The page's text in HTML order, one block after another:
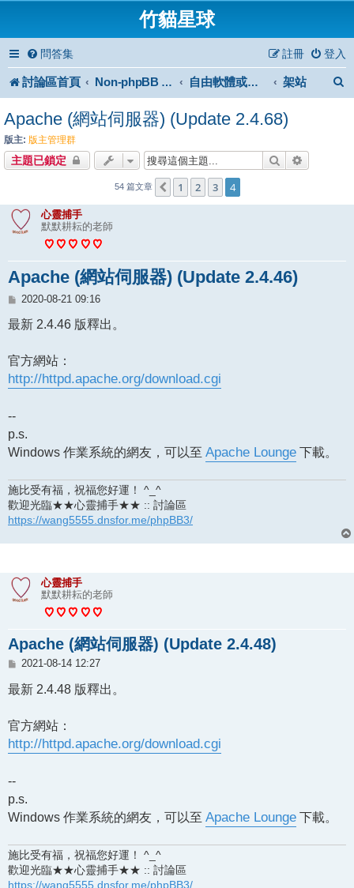
竹貓星球
問答集 登入
註冊
討論區首頁 Non-phpBB specific 自由軟體或免費軟體 架站
Apache (網站伺服器) (Update 2.4.68)
版主: 版主管理群
主題已鎖定 搜尋
54 篇文章 上一頁
1 2 3 4
心靈捕手
默默耕耘的老師
Apache (網站伺服器) (Update 2.4.46)
文
2020-08-21 09:16
最新 2.4.46 版釋出。
官方網站：
http://httpd.apache.org/download.cgi
--
p.s.
Windows 作業系統的網友，可以至 Apache Lounge 下載。
施比受有福，祝福您好運！ ^_^
歡迎光臨★★心靈捕手★★ :: 討論區
https://wang5555.dnsfor.me/phpBB3/
心靈捕手
默默耕耘的老師
Apache (網站伺服器) (Update 2.4.48)
文
2021-08-14 12:27
最新 2.4.48 版釋出。
官方網站：
http://httpd.apache.org/download.cgi
--
p.s.
Windows 作業系統的網友，可以至 Apache Lounge 下載。
施比受有福，祝福您好運！ ^_^
歡迎光臨★★心靈捕手★★ :: 討論區
https://wang5555.dnsfor.me/phpBB3/